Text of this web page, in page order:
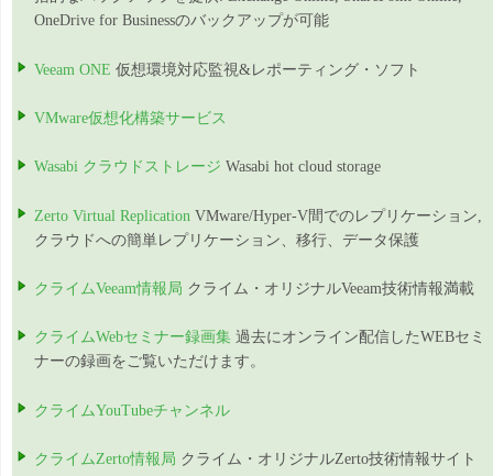
OneDrive for Businessのバックアップが可能
Veeam ONE 仮想環境対応監視&レポーティング・ソフト
VMware仮想化構築サービス
Wasabi クラウドストレージ Wasabi hot cloud storage
Zerto Virtual Replication VMware/Hyper-V間でのレプリケーション,
クラウドへの簡単レプリケーション、移行、データ保護
クライムVeeam情報局 クライム・オリジナルVeeam技術情報満載
クライムWebセミナー録画集 過去にオンライン配信したWEBセミ
ナーの録画をご覧いただけます。
クライムYouTubeチャンネル
クライムZerto情報局 クライム・オリジナルZerto技術情報サイト